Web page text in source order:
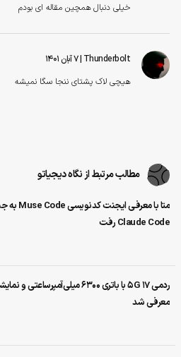
خیلی دنبال همچین مقاله ای بودم
Thunderbolt | ۷ آبان ۱۴۰۱
هیچی لاک پشتای ننجا سگا نمیشه
مطالب مرتبط از نگاه دیجیاتو
Claude Code رفت
معرفی شد